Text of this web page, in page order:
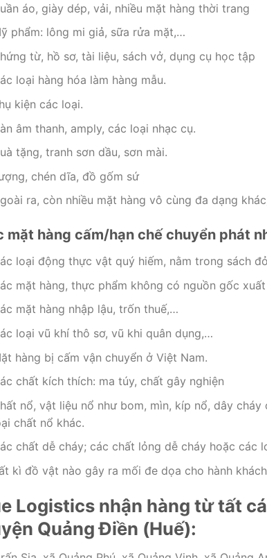
áo, giày dép, vải, nhiều mặt hàng thời trang
phẩm: lông mi giả, sữa rửa mặt,…
từ, hồ sơ, tài liệu, sách vở, dụng cụ học tập
loại hàng hóa làm hàng mẫu.
kiện các loại.
âm thanh, amply, các loại nhạc cụ.
tặng, tranh sơn dầu, sơn mài.
chén dĩa, đồ gốm sứ
ra, còn nhiều mặt hàng vô cùng đa dạng
mặt hàng cấm/hạn chế chuyển phát
loại động thực vật quý hiếm, nằm trong sách đỏ
mặt hàng, thực phẩm không có nguồn gốc
mặt hàng nhập lậu, trốn thuế,…
loại vũ khí thô sơ, vũ khi quân dụng,…
hàng bị cấm vận chuyển ở Việt Nam.
chất kích thích: ma túy, chất gây nghiện
nổ, vật liệu nổ như bom, mìn, kíp nổ, dây
chất nổ khác.
chất dễ cháy; các chất lỏng dễ cháy hoặc các
kì đồ vật nào gây ra mối đe dọa cho hành
Logistics nhận hàng từ tất
Quảng Điền (Huế):